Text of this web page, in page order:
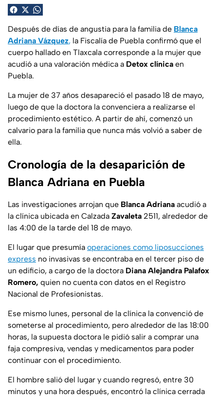
Después de días de angustia para la familia de Blanca
Adriana Vázquez, la Fiscalía de Puebla confirmó que el
cuerpo hallado en Tlaxcala corresponde a la mujer que
acudió a una valoración médica a Detox clínica en
Puebla.
La mujer de 37 años desapareció el pasado 18 de mayo,
luego de que la doctora la convenciera a realizarse el
procedimiento estético. A partir de ahí, comenzó un
calvario para la familia que nunca más volvió a saber de
ella.
Cronología de la desaparición de
Blanca Adriana en Puebla
Las investigaciones arrojan que Blanca Adriana acudió a
la clínica ubicada en Calzada Zavaleta 2511, alrededor de
las 4:00 de la tarde del 18 de mayo.
El lugar que presumía operaciones como liposucciones
express no invasivas se encontraba en el tercer piso de
un edificio, a cargo de la doctora Diana Alejandra Palafox
Romero, quien no cuenta con datos en el Registro
Nacional de Profesionistas.
Ese mismo lunes, personal de la clínica la convenció de
someterse al procedimiento, pero alrededor de las 18:00
horas, la supuesta doctora le pidió salir a comprar una
faja compresiva, vendas y medicamentos para poder
continuar con el procedimiento.
El hombre salió del lugar y cuando regresó, entre 30
minutos y una hora después, encontró la clínica cerrada